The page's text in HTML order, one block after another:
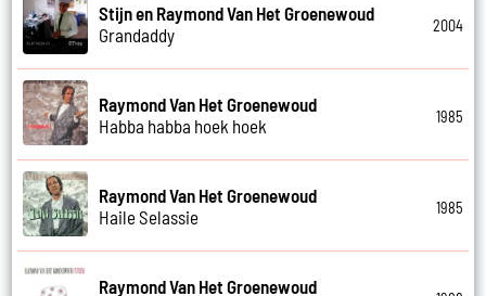
Stijn en Raymond Van Het Groenewoud
Grandaddy
2004
Raymond Van Het Groenewoud
Habba habba hoek hoek
1985
Raymond Van Het Groenewoud
Haile Selassie
1985
Raymond Van Het Groenewoud